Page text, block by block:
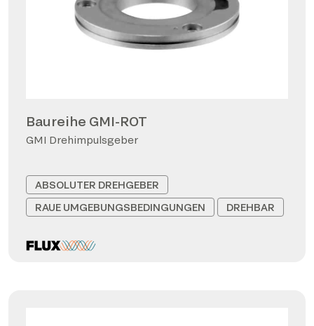
Baureihe GMI-ROT
GMI Drehimpulsgeber
ABSOLUTER DREHGEBER
RAUE UMGEBUNGSBEDINGUNGEN
DREHBAR